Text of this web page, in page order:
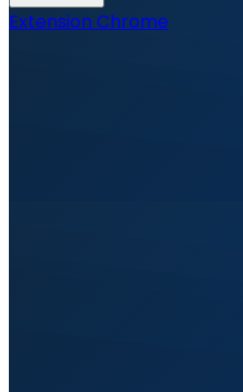
Extension Chrome